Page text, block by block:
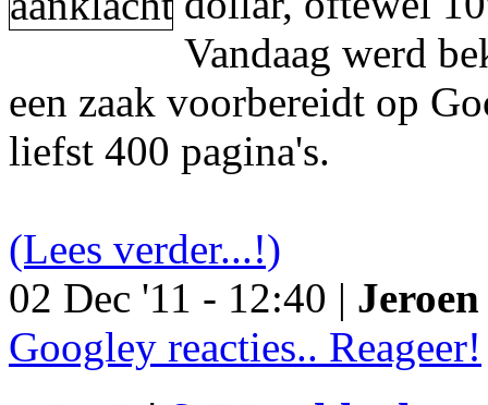
Vandaag werd
een zaak voorbereidt op
liefst 400 pagina's.
(Lees verder...!)
02 Dec '11 - 12:40 |
Googley reacties.. Reageer!